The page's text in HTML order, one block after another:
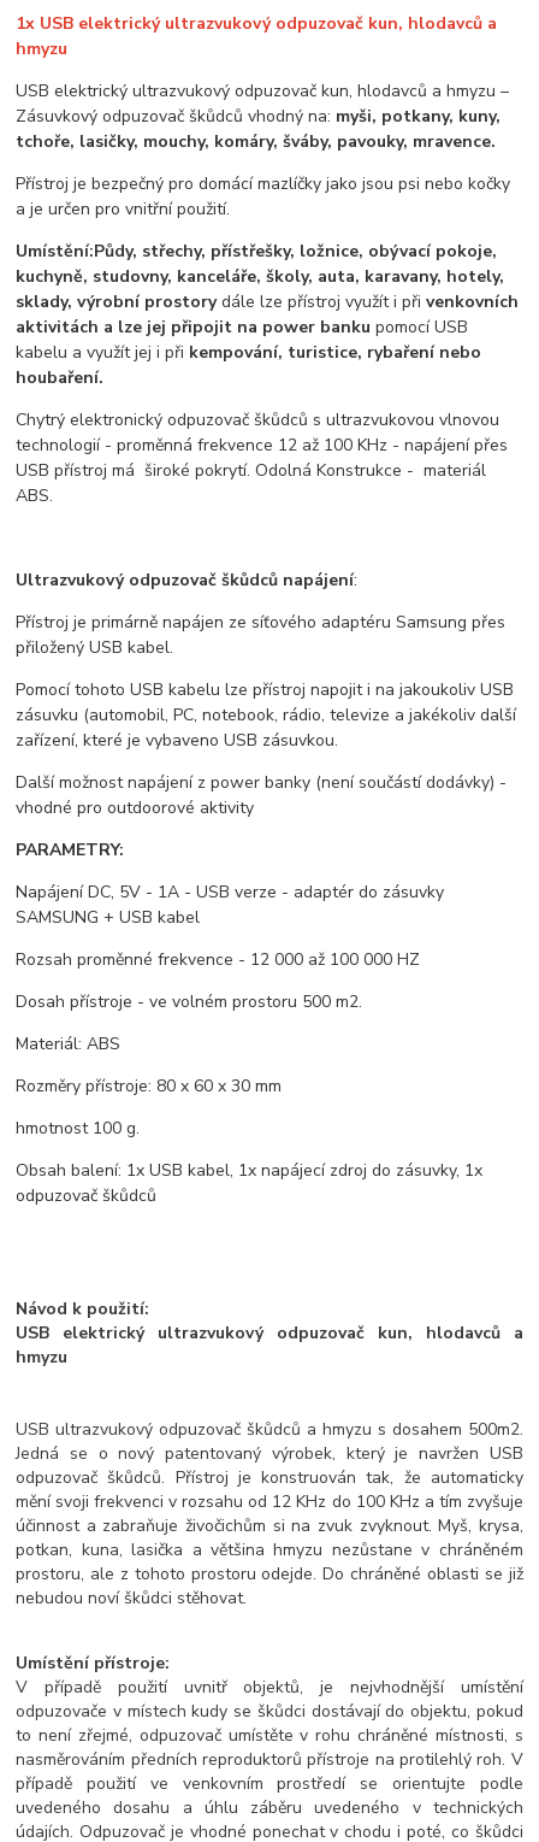
1x USB elektrický ultrazvukový odpuzovač kun, hlodavců a
hmyzu
USB elektrický ultrazvukový odpuzovač kun, hlodavců a hmyzu –
Zásuvkový odpuzovač škůdců vhodný na: myši, potkany, kuny,
tchoře, lasičky, mouchy, komáry, šváby, pavouky, mravence.
Přístroj je bezpečný pro domácí mazlíčky jako jsou psi nebo kočky
a je určen pro vnitřní použití.
Umístění:Půdy, střechy, přístřešky, ložnice, obývací pokoje,
kuchyně, studovny, kanceláře, školy, auta, karavany, hotely,
sklady, výrobní prostorydále lze přístroj využít i přivenkovních
aktivitách a lze jej připojit na power banku pomocí USB
kabelu a využít jej i při kempování, turistice, rybaření nebo
houbaření.
Chytrý elektronický odpuzovač škůdců s ultrazvukovou vlnovou
technologií - proměnná frekvence 12 až 100 KHz - napájení přes
USB přístroj má široké pokrytí.Odolná Konstrukce - materiál
ABS.
Ultrazvukový odpuzovač škůdců napájení:
Přístroj je primárně napájen ze síťového adaptéru Samsung přes
přiložený USB kabel.
Pomocí tohoto USB kabelu lze přístroj napojit i na jakoukoliv USB
zásuvku (automobil, PC, notebook, rádio, televize a jakékoliv další
zařízení, které je vybaveno USB zásuvkou.
Další možnost napájení z power banky (není součástí dodávky) -
vhodné pro outdoorové aktivity
PARAMETRY:
Napájení DC, 5V - 1A - USB verze - adaptér do zásuvky
SAMSUNG + USB kabel
Rozsah proměnné frekvence - 12 000 až 100 000 HZ
Dosah přístroje - ve volném prostoru 500 m2.
Materiál: ABS
Rozměry přístroje: 80 x 60 x 30 mm
hmotnost 100 g.
Obsah balení: 1x USB kabel, 1x napájecí zdroj do zásuvky, 1x
odpuzovač škůdců
Návod k použití:
USB elektrický ultrazvukový odpuzovač kun, hlodavců a
hmyzu
USB ultrazvukový odpuzovač škůdců a hmyzu s dosahem 500m2.
Jedná se o nový patentovaný výrobek, který je navržen USB
odpuzovač škůdců. Přístroj je konstruován tak, že automaticky
mění svoji frekvenci v rozsahu od 12 KHz do 100 KHz a tím zvyšuje
účinnost a zabraňuje živočichům si na zvuk zvyknout. Myš, krysa,
potkan, kuna, lasička a většina hmyzu nezůstane v chráněném
prostoru, ale z tohoto prostoru odejde. Do chráněné oblasti se již
nebudou noví škůdci stěhovat.
Umístění přístroje:
V případě použití uvnitř objektů, je nejvhodnější umístění
odpuzovače v místech kudy se škůdci dostávají do objektu, pokud
to není zřejmé, odpuzovač umístěte v rohu chráněné místnosti, s
nasměrováním předních reproduktorů přístroje na protilehlý roh. V
případě použití ve venkovním prostředí se orientujte podle
uvedeného dosahu a úhlu záběru uvedeného v technických
údajích. Odpuzovač je vhodné ponechat v chodu i poté, co škůdci